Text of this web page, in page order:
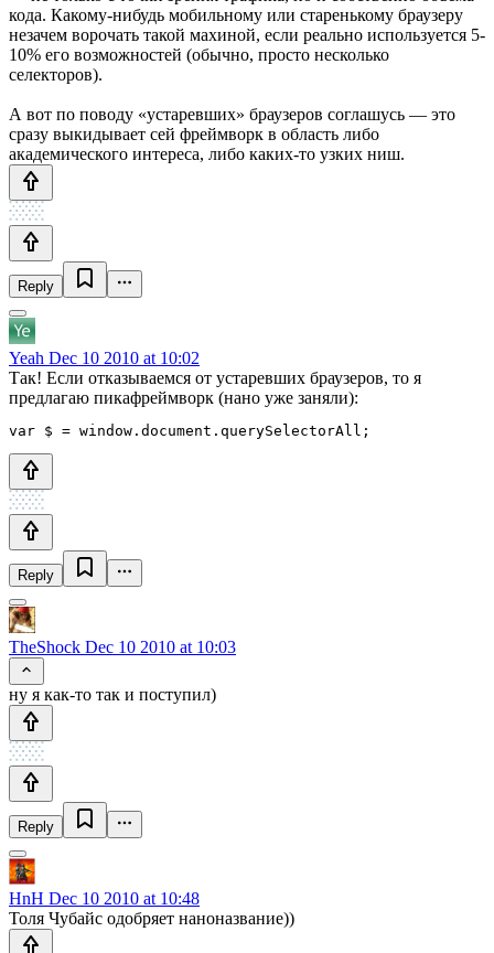
кода. Какому-нибудь мобильному или старенькому браузеру
незачем ворочать такой махиной, если реально используется 5-
10% его возможностей (обычно, просто несколько
селекторов).
А вот по поводу «устаревших» браузеров соглашусь — это
сразу выкидывает сей фреймворк в область либо
академического интереса, либо каких-то узких ниш.
Reply
Yeah Dec 10 2010 at 10:02
Так! Если отказываемся от устаревших браузеров, то я
предлагаю пикафреймворк (нано уже заняли):
var $ = window.document.querySelectorAll;
Reply
TheShock Dec 10 2010 at 10:03
ну я как-то так и поступил)
Reply
HnH Dec 10 2010 at 10:48
Толя Чубайс одобряет наноназвание))